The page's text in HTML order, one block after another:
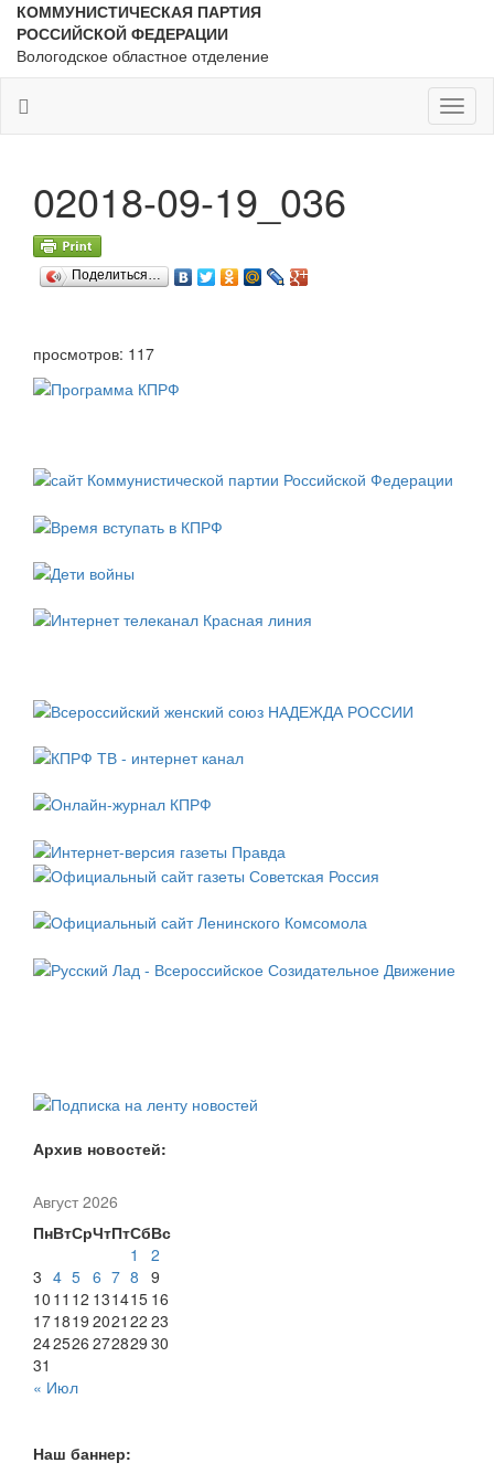
КОММУНИСТИЧЕСКАЯ ПАРТИЯ
РОССИЙСКОЙ ФЕДЕРАЦИИ
Вологодское областное отделение
02018-09-19_036
Поделиться…
просмотров: 117
Архив новостей:
Август 2026
ПнВтСрЧтПтСбВс
1
2
3 4 5 6 7 8 9
10 11 12 131415 16
171819 2021 22 23
242526 272829 30
31
« Июл
Наш баннер: